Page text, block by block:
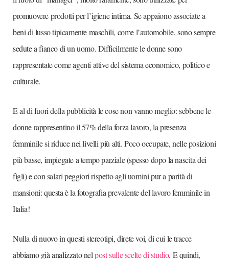
promuovere prodotti per l’igiene intima. Se appaiono associate a
beni di lusso tipicamente maschili, come l’automobile, sono sempre
sedute a fianco di un uomo. Difficilmente le donne sono
rappresentate come agenti attive del sistema economico, politico e
culturale.
E al di fuori della pubblicità le cose non vanno meglio: sebbene le
donne rappresentino il 57% della forza lavoro, la presenza
femminile si riduce nei livelli più alti. Poco occupate, nelle posizioni
più basse, impiegate a tempo parziale (spesso dopo la nascita dei
figli) e con salari peggiori rispetto agli uomini pur a parità di
mansioni: questa è la fotografia prevalente del lavoro femminile in
Italia!
Nulla di nuovo in questi stereotipi, direte voi, di cui le tracce
abbiamo già analizzato nelpost sulle scelte di studio. E quindi,